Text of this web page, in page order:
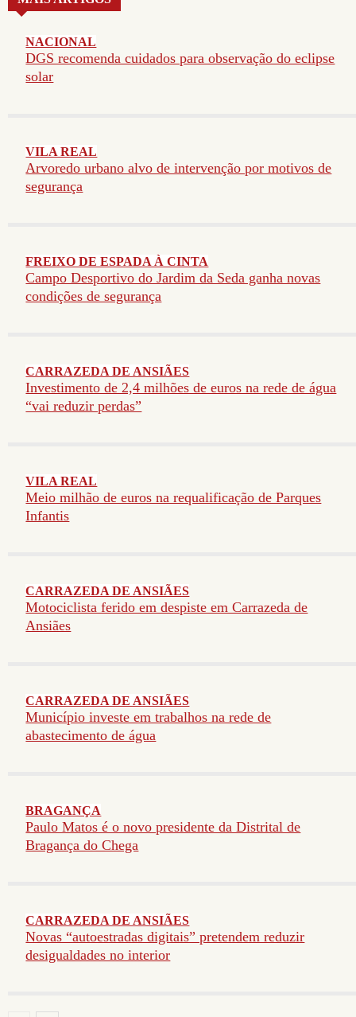
NACIONAL
DGS recomenda cuidados para observação do eclipse
solar
VILA REAL
Arvoredo urbano alvo de intervenção por motivos de
segurança
FREIXO DE ESPADA À CINTA
Campo Desportivo do Jardim da Seda ganha novas
condições de segurança
CARRAZEDA DE ANSIÃES
Investimento de 2,4 milhões de euros na rede de água
“vai reduzir perdas”
VILA REAL
Meio milhão de euros na requalificação de Parques
Infantis
CARRAZEDA DE ANSIÃES
Motociclista ferido em despiste em Carrazeda de
Ansiães
CARRAZEDA DE ANSIÃES
Município investe em trabalhos na rede de
abastecimento de água
BRAGANÇA
Paulo Matos é o novo presidente da Distrital de
Bragança do Chega
CARRAZEDA DE ANSIÃES
Novas “autoestradas digitais” pretendem reduzir
desigualdades no interior